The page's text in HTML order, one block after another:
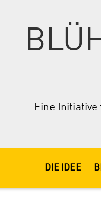
Eine
DIE IDEE